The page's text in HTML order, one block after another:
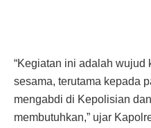
“Kegiatan ini adalah wujud
sesama, terutama kepada
mengabdi di Kepolisian
membutuhkan,” ujar